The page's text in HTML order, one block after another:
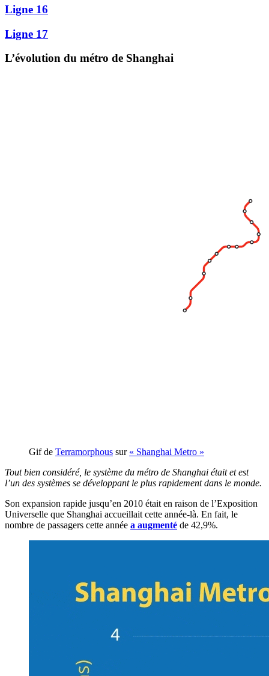
Ligne 16
Ligne 17
L’évolution du métro de Shanghai
Gif de Terramorphous sur « Shanghai Metro »
Tout bien considéré, le système du métro de Shanghai était et est
l’un des systèmes se développant le plus rapidement dans le monde.
Son expansion rapide jusqu’en 2010 était en raison de l’Exposition
Universelle que Shanghai accueillait cette année-là. En fait, le
nombre de passagers cette année a augmenté de 42,9%.